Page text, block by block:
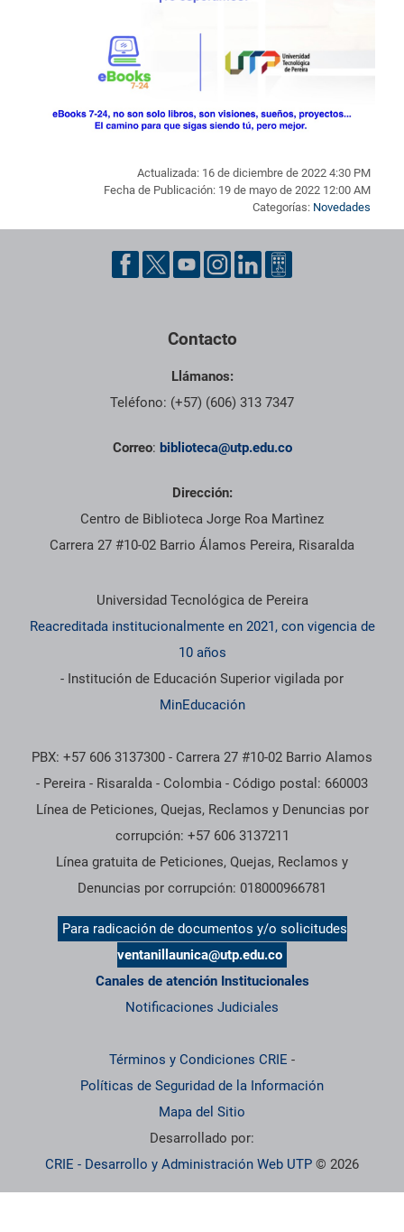
Actualizada: 16 de diciembre de 2022 4:30 PM
Fecha de Publicación: 19 de mayo de 2022 12:00 AM
Categorías: Novedades
Pie de página con información de contacto, redes sociales y
Contacto
Llámanos:
Teléfono: (+57) (606) 313 7347
Correo: biblioteca@utp.edu.co
Dirección:
Centro de Biblioteca Jorge Roa Martìnez
Carrera 27 #10-02 Barrio Álamos Pereira, Risaralda
Información institucional
Universidad Tecnológica de Pereira
Reacreditada institucionalmente en 2021, con vigencia de
10 años
- Institución de Educación Superior vigilada por
MinEducación
PBX: +57 606 3137300 - Carrera 27 #10-02 Barrio Alamos
- Pereira - Risaralda - Colombia - Código postal: 660003
Línea de Peticiones, Quejas, Reclamos y Denuncias por
corrupción: +57 606 3137211
Línea gratuita de Peticiones, Quejas, Reclamos y
Denuncias por corrupción: 018000966781
Para radicación de documentos y/o solicitudes
ventanillaunica@utp.edu.co
Canales de atención Institucionales
Notificaciones Judiciales
Términos y Condiciones CRIE -
Políticas de Seguridad de la Información
Mapa del Sitio
Desarrollado por:
CRIE - Desarrollo y Administración Web UTP © 2026